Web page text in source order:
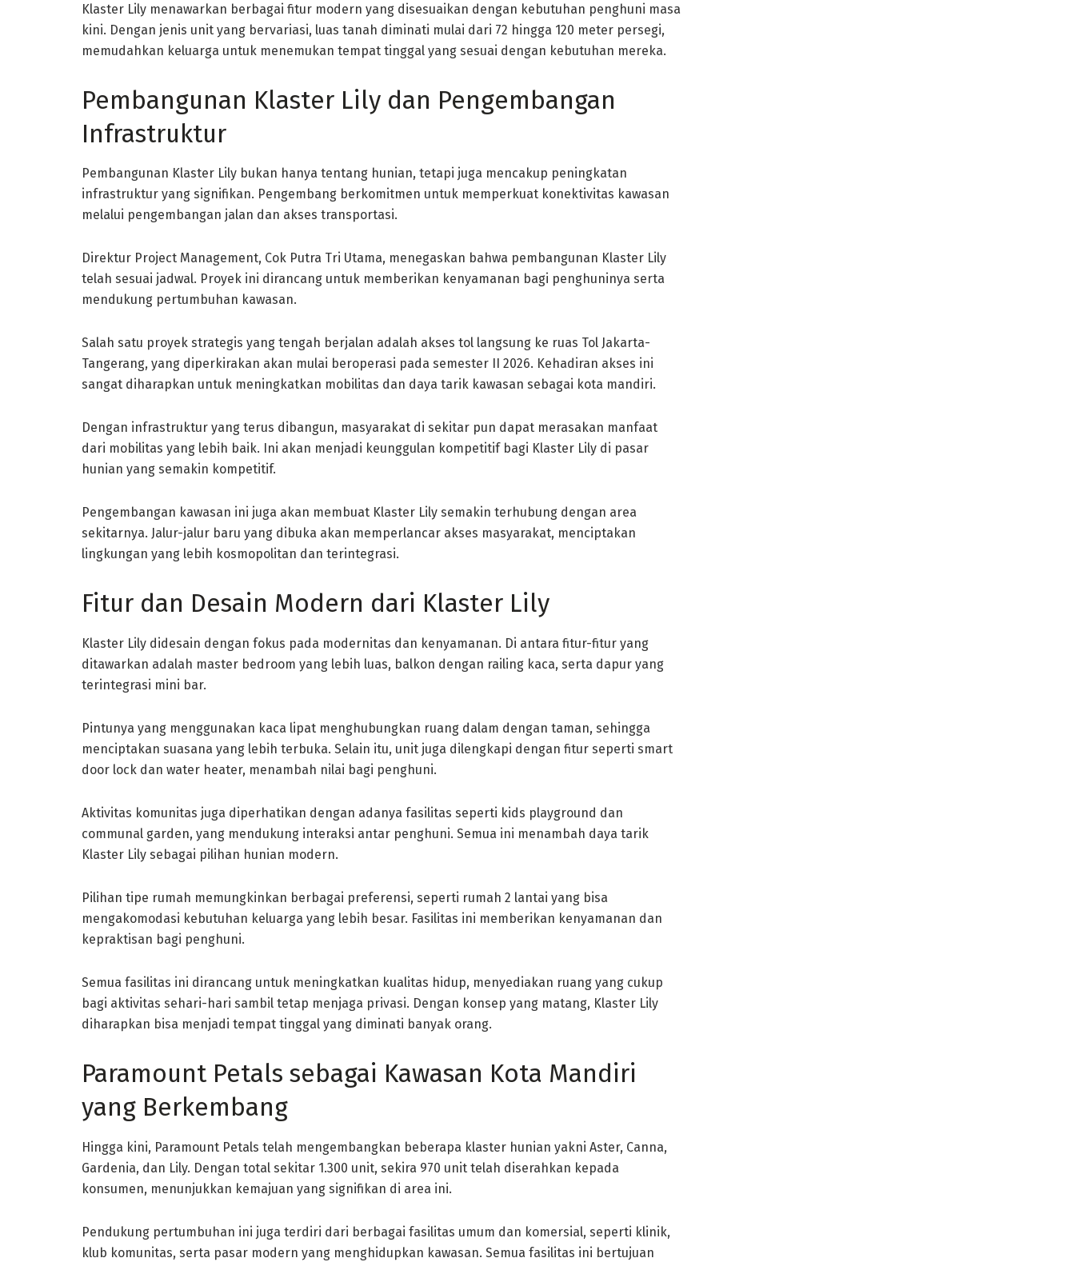
Klaster Lily menawarkan berbagai fitur modern yang disesuaikan dengan kebutuhan penghuni masa
kini. Dengan jenis unit yang bervariasi, luas tanah diminati mulai dari 72 hingga 120 meter persegi,
memudahkan keluarga untuk menemukan tempat tinggal yang sesuai dengan kebutuhan mereka.
Pembangunan Klaster Lily dan Pengembangan
Infrastruktur
Pembangunan Klaster Lily bukan hanya tentang hunian, tetapi juga mencakup peningkatan
infrastruktur yang signifikan. Pengembang berkomitmen untuk memperkuat konektivitas kawasan
melalui pengembangan jalan dan akses transportasi.
Direktur Project Management, Cok Putra Tri Utama, menegaskan bahwa pembangunan Klaster Lily
telah sesuai jadwal. Proyek ini dirancang untuk memberikan kenyamanan bagi penghuninya serta
mendukung pertumbuhan kawasan.
Salah satu proyek strategis yang tengah berjalan adalah akses tol langsung ke ruas Tol Jakarta-
Tangerang, yang diperkirakan akan mulai beroperasi pada semester II 2026. Kehadiran akses ini
sangat diharapkan untuk meningkatkan mobilitas dan daya tarik kawasan sebagai kota mandiri.
Dengan infrastruktur yang terus dibangun, masyarakat di sekitar pun dapat merasakan manfaat
dari mobilitas yang lebih baik. Ini akan menjadi keunggulan kompetitif bagi Klaster Lily di pasar
hunian yang semakin kompetitif.
Pengembangan kawasan ini juga akan membuat Klaster Lily semakin terhubung dengan area
sekitarnya. Jalur-jalur baru yang dibuka akan memperlancar akses masyarakat, menciptakan
lingkungan yang lebih kosmopolitan dan terintegrasi.
Fitur dan Desain Modern dari Klaster Lily
Klaster Lily didesain dengan fokus pada modernitas dan kenyamanan. Di antara fitur-fitur yang
ditawarkan adalah master bedroom yang lebih luas, balkon dengan railing kaca, serta dapur yang
terintegrasi mini bar.
Pintunya yang menggunakan kaca lipat menghubungkan ruang dalam dengan taman, sehingga
menciptakan suasana yang lebih terbuka. Selain itu, unit juga dilengkapi dengan fitur seperti smart
door lock dan water heater, menambah nilai bagi penghuni.
Aktivitas komunitas juga diperhatikan dengan adanya fasilitas seperti kids playground dan
communal garden, yang mendukung interaksi antar penghuni. Semua ini menambah daya tarik
Klaster Lily sebagai pilihan hunian modern.
Pilihan tipe rumah memungkinkan berbagai preferensi, seperti rumah 2 lantai yang bisa
mengakomodasi kebutuhan keluarga yang lebih besar. Fasilitas ini memberikan kenyamanan dan
kepraktisan bagi penghuni.
Semua fasilitas ini dirancang untuk meningkatkan kualitas hidup, menyediakan ruang yang cukup
bagi aktivitas sehari-hari sambil tetap menjaga privasi. Dengan konsep yang matang, Klaster Lily
diharapkan bisa menjadi tempat tinggal yang diminati banyak orang.
Paramount Petals sebagai Kawasan Kota Mandiri
yang Berkembang
Hingga kini, Paramount Petals telah mengembangkan beberapa klaster hunian yakni Aster, Canna,
Gardenia, dan Lily. Dengan total sekitar 1.300 unit, sekira 970 unit telah diserahkan kepada
konsumen, menunjukkan kemajuan yang signifikan di area ini.
Pendukung pertumbuhan ini juga terdiri dari berbagai fasilitas umum dan komersial, seperti klinik,
klub komunitas, serta pasar modern yang menghidupkan kawasan. Semua fasilitas ini bertujuan